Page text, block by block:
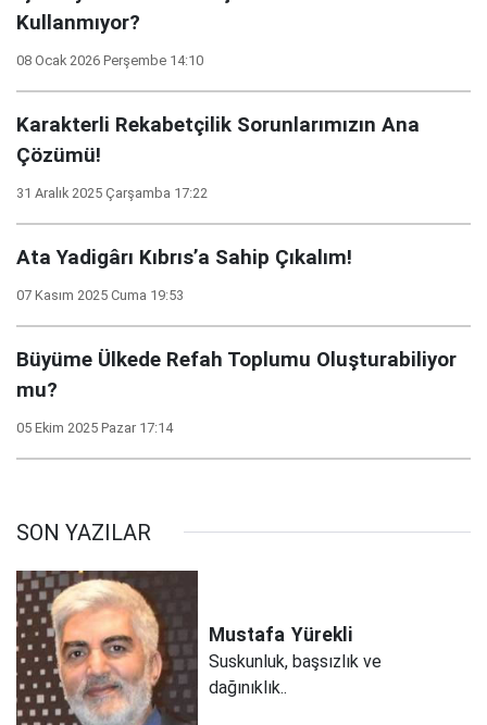
Kullanmıyor?
08 Ocak 2026 Perşembe 14:10
Karakterli Rekabetçilik Sorunlarımızın Ana
Çözümü!
31 Aralık 2025 Çarşamba 17:22
Ata Yadigârı Kıbrıs’a Sahip Çıkalım!
07 Kasım 2025 Cuma 19:53
Büyüme Ülkede Refah Toplumu Oluşturabiliyor
mu?
05 Ekim 2025 Pazar 17:14
SON YAZILAR
Mustafa Yürekli
Suskunluk, başsızlık ve
dağınıklık..